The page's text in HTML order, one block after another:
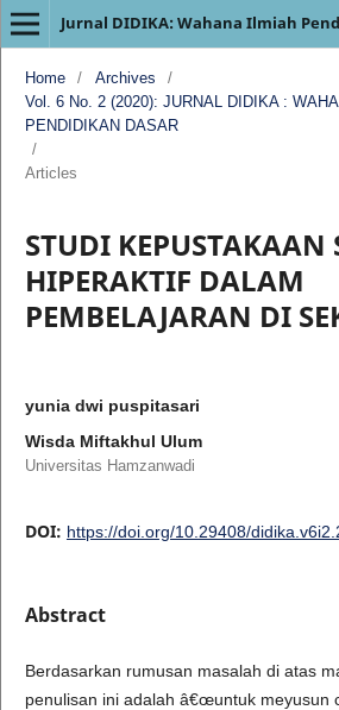
Jurnal DIDIKA: Wahana Ilmiah
Home / Archives
/
Vol. 6 No. 2 (2020): JURNAL DIDIKA :
PENDIDIKAN DASAR
/
Articles
STUDI KEPUSTAKAAN
HIPERAKTIF DALAM
PEMBELAJARAN DI
yunia dwi puspitasari
Wisda Miftakhul Ulum
Universitas Hamzanwadi
DOI: https://doi.org/10.29408/
Abstract
Berdasarkan rumusan masalah di atas
penulisan ini adalah â€œuntuk meyusun